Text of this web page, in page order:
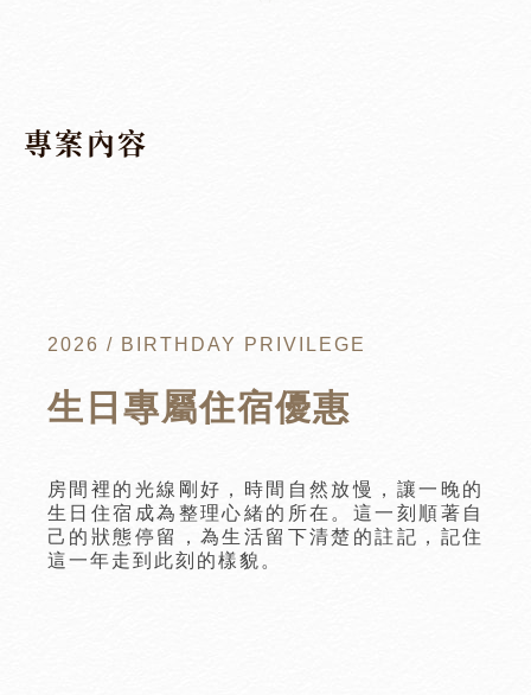
專案內容
2026 / BIRTHDAY PRIVILEGE
生日專屬住宿優惠
房間裡的光線剛好，時間自然放慢，讓一晚的
生日住宿成為整理心緒的所在。這一刻順著自
己的狀態停留，為生活留下清楚的註記，記住
這一年走到此刻的樣貌。